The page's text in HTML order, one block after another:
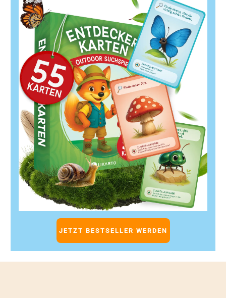
JETZT BESTSELLER WERDEN